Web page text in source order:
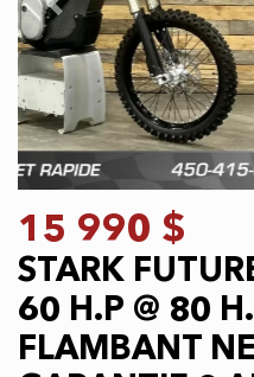
GARANTIE 2
LE MARCHÉ
MX-MOTORCROSS-
ELECTRIQUE
Condition:Neuf
Numéro de stock:
Garantie
:Aucune garantie
Spécifications
Couleur extérieure :
Gris